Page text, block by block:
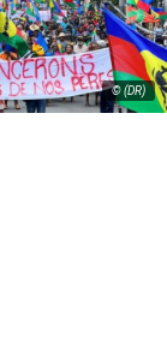
© (DR)